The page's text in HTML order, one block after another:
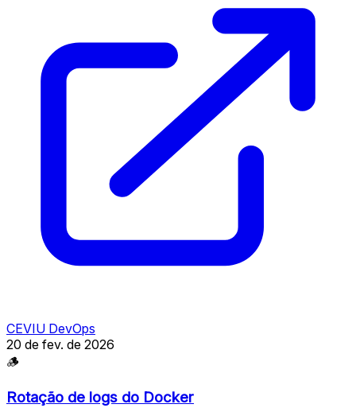
CEVIU DevOps
20 de fev. de 2026
🪵
Rotação de logs do Docker